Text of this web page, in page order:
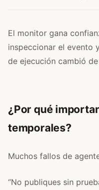
El monitor gana
inspeccionar el evento
de ejecución cambió
¿Por qué
temporales?
Muchos fallos de
“No publiques sin